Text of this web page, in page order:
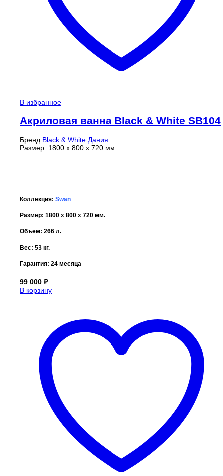
В избранное
Акриловая ванна Black & White SB104
Бренд:Black & White Дания
Размер: 1800 x 800 x 720 мм.
Коллекция: Swan
Размер: 1800 x 800 x 720 мм.
Объем: 266 л.
Вес: 53 кг.
Гарантия: 24 месяца
99 000 ₽
В корзину